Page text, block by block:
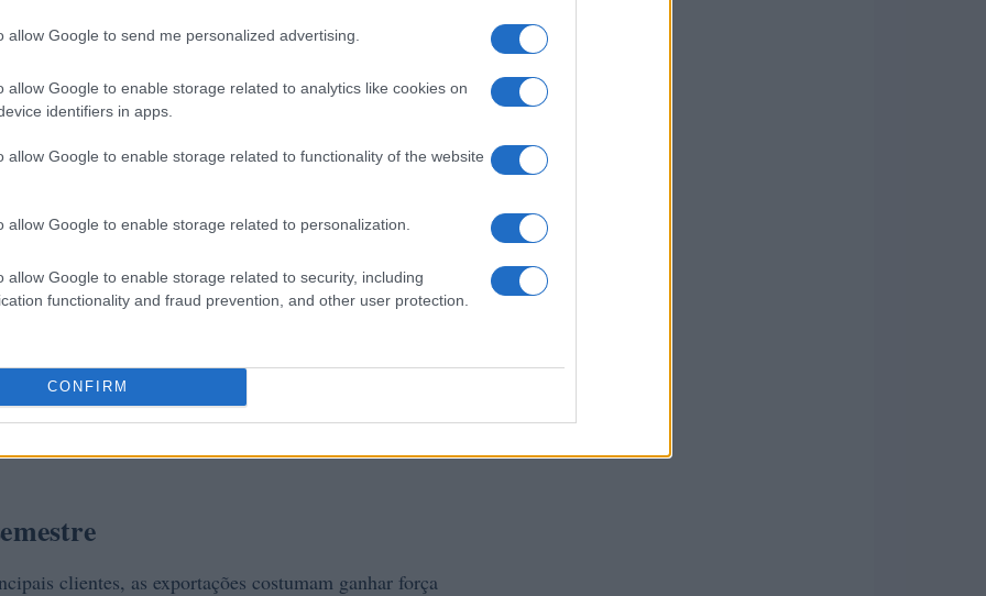
allow Google to send me personalized advertising.
allow Google to enable storage related to analytics like cookies on
identifiers in apps.
allow Google to enable storage related to functionality of the website
allow Google to enable storage related to personalization.
allow Google to enable storage related to security, including
functionality and fraud prevention, and other user protection.
CONFIRM
processo de descarga no Irã, demonstrando a
clientes, as exportações costumam ganhar força